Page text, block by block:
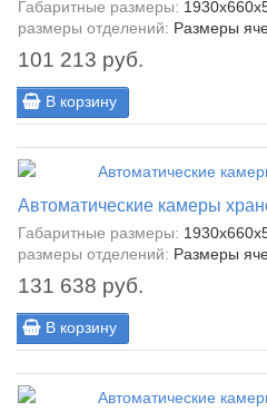
Габаритные размеры:
размеры отделений: Размеры
101 213 руб.
В корзину
Автоматические камеры
Габаритные размеры:
размеры отделений: Размеры
131 638 руб.
В корзину